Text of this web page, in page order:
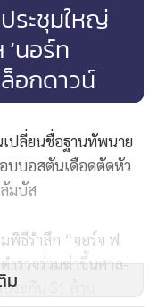
ระชุมใหญ่
นอร์ท
ล็อกดาวน์
เปลี่ยนชื่อฐานทัพนาย
บบอสตันเดือดตัดหัว
มบัส
พิธีรำลึก “จอร์จ ฟ
ำรวจร่วมฆ่าขึ้นศาล-
ระกัน $1 ล้าน
ม